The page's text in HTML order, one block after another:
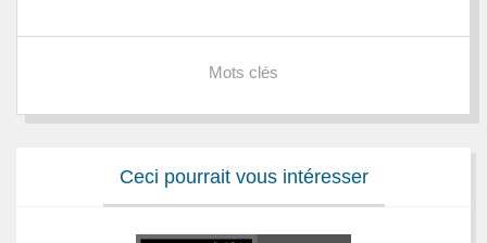
Mots clés
Ceci pourrait vous intéresser